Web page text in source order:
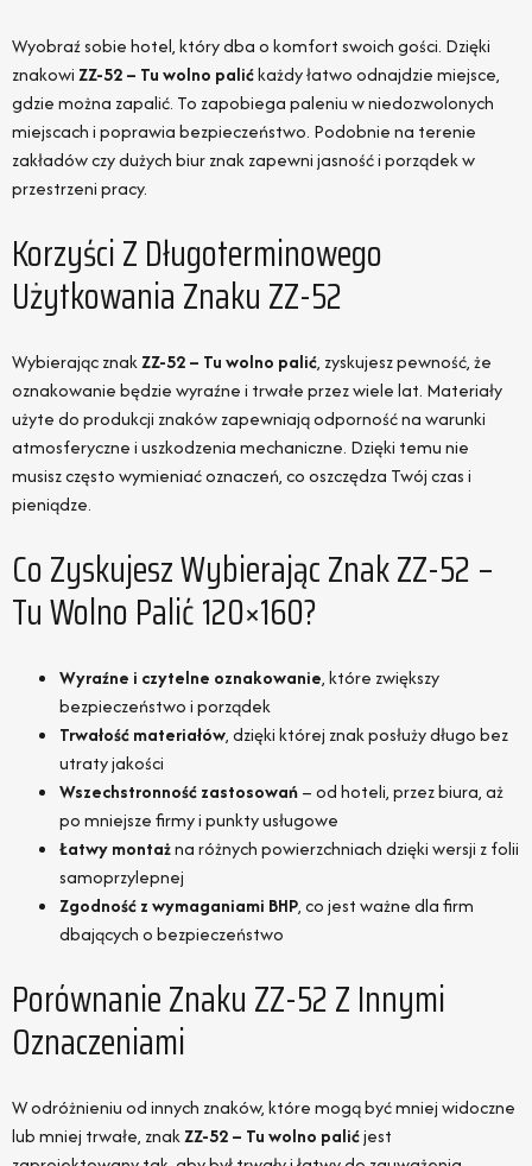
Wyobraź sobie hotel, który dba o komfort swoich gości. Dzięki
znakowiZZ-52 – Tu wolno palićkażdy łatwo odnajdzie miejsce,
gdzie można zapalić. To zapobiega paleniu w niedozwolonych
miejscach i poprawia bezpieczeństwo. Podobnie na terenie
zakładów czy dużych biur znak zapewni jasność i porządek w
przestrzeni pracy.
Korzyści Z Długoterminowego
Użytkowania Znaku ZZ-52
Wybierając znakZZ-52 – Tu wolno palić, zyskujesz pewność, że
oznakowanie będzie wyraźne i trwałe przez wiele lat. Materiały
użyte do produkcji znaków zapewniają odporność na warunki
atmosferyczne i uszkodzenia mechaniczne. Dzięki temu nie
musisz często wymieniać oznaczeń, co oszczędza Twój czas i
pieniądze.
Co Zyskujesz Wybierając Znak ZZ-52 –
Tu Wolno Palić 120×160?
Wyraźne i czytelne oznakowanie, które zwiększy
bezpieczeństwo i porządek
Trwałość materiałów, dzięki której znak posłuży długo bez
utraty jakości
Wszechstronność zastosowań– od hoteli, przez biura, aż
po mniejsze firmy i punkty usługowe
Łatwy montażna różnych powierzchniach dzięki wersji z folii
samoprzylepnej
Zgodność z wymaganiami BHP, co jest ważne dla firm
dbających o bezpieczeństwo
Porównanie Znaku ZZ-52 Z Innymi
Oznaczeniami
W odróżnieniu od innych znaków, które mogą być mniej widoczne
lub mniej trwałe, znakZZ-52 – Tu wolno palićjest